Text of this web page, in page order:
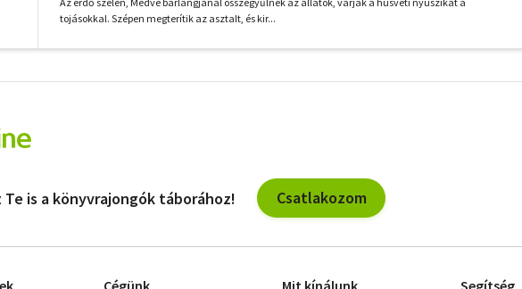
tojásokkal. Szépen megterítik az asztalt, és kir...
szűrők
Te is a könyvrajongók táborához! Csatlakozom
Cégünk Mit kínálunk Segítség